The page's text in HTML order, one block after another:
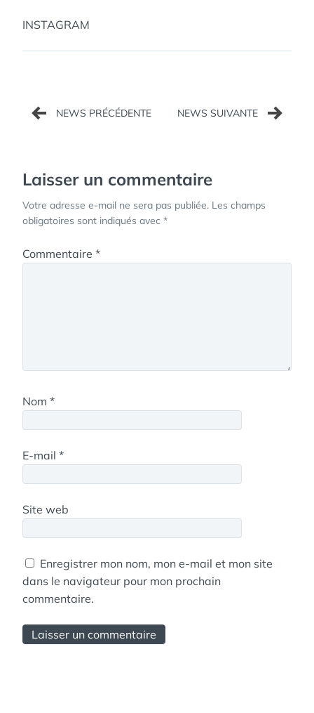
INSTAGRAM
Navigation
de
Laisser un commentaire
Votre adresse e-mail ne sera pas publiée. Les champs
obligatoires sont indiqués avec *
Commentaire *
Nom *
E-mail *
Site web
Enregistrer mon nom, mon e-mail et mon site
dans le navigateur pour mon prochain
commentaire.